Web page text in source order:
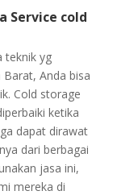
Service cold
teknik yg
Anda bisa
Cold storage
ketika
dapat dirawat
dari berbagai
jasa ini,
mereka di